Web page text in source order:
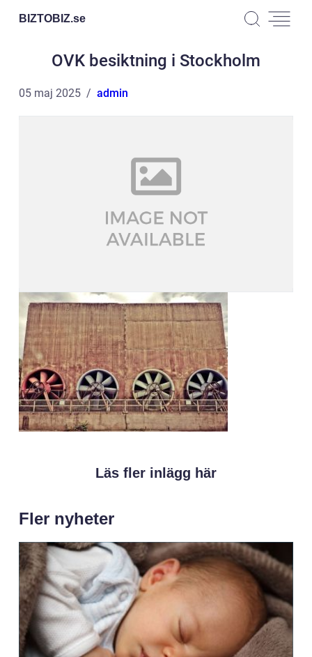
BIZTOBIZ.se
OVK besiktning i Stockholm
05 maj 2025 admin
Läs fler inlägg här
Fler nyheter